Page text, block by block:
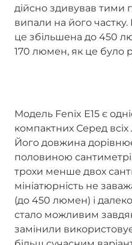
дійсно здивував тими
випали на його частку.
це збільшена до 450
170 люмен, як це було
Модель Fenix E15 є
компактних Серед всіх
Його довжина
половиною
трохи менше двох
мініатюрність не
(до 450 люмен) і
стало можливим
замінили